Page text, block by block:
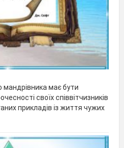
має бути
своїх співвітчизників
прикладів із життя чужих